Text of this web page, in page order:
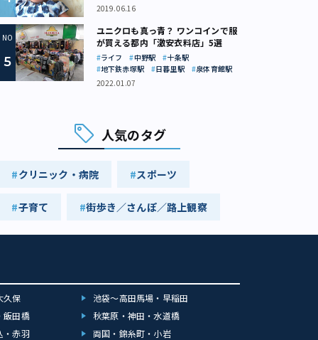
2019.06.16
ユニクロも真っ青？ ワンコインで服
が買える都内「激安衣料店」5選
ライフ 中野駅
十条駅
地下鉄赤塚駅
日暮里駅
泉体育館駅
2022.01.07
人気のタグ
クリニック・病院 スポーツ
子育て 街歩き／さんぽ／路上観察
久保
池袋～高田馬場・早稲田
飯田橋
秋葉原・神田・水道橋
・赤羽 両国・錦糸町・小岩